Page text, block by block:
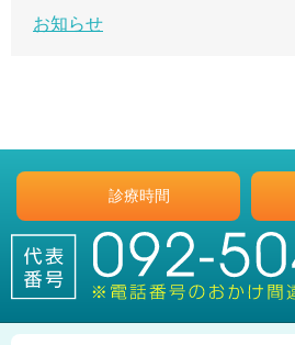
お知らせ
診療時間